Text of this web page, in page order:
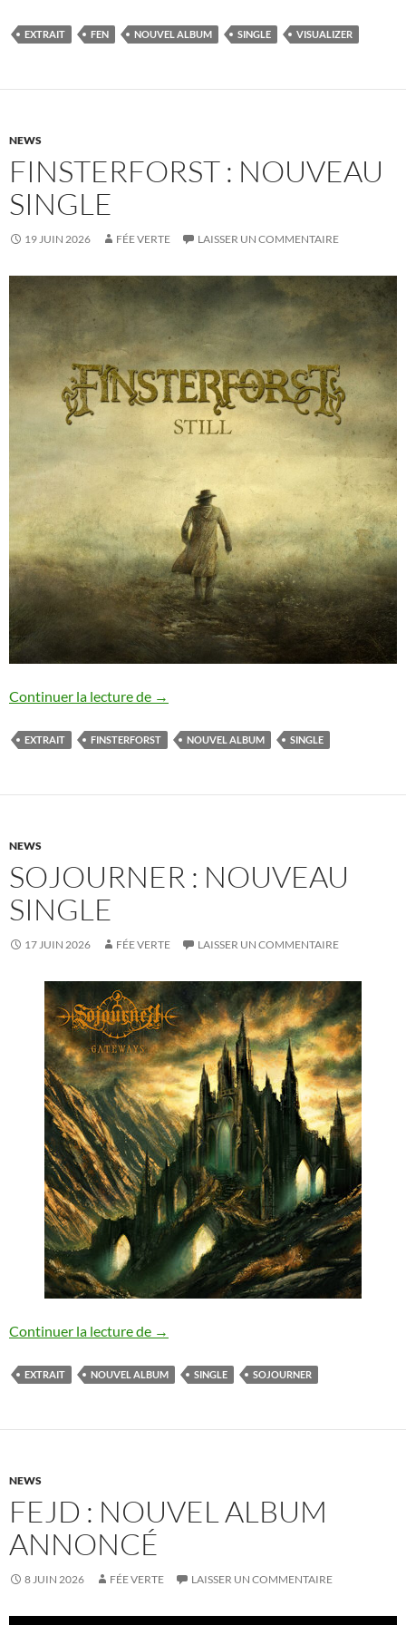
EXTRAIT FEN NOUVEL ALBUM SINGLE VISUALIZER
NEWS
FINSTERFORST : NOUVEAU
SINGLE
19 JUIN 2026 FÉE VERTE LAISSER UN COMMENTAIRE
Continuer la lecture de Finsterforst : nouveau single
→
EXTRAIT FINSTERFORST NOUVEL ALBUM SINGLE
NEWS
SOJOURNER : NOUVEAU
SINGLE
17 JUIN 2026 FÉE VERTE LAISSER UN COMMENTAIRE
Continuer la lecture de Sojourner : nouveau single
→
EXTRAIT NOUVEL ALBUM SINGLE SOJOURNER
NEWS
FEJD : NOUVEL ALBUM
ANNONCÉ
8 JUIN 2026 FÉE VERTE LAISSER UN COMMENTAIRE